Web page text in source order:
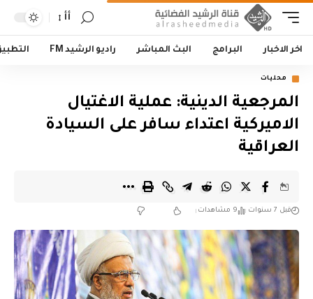
أأ
اخر الاخبار البرامج البث المباشر راديو الرشيد FM
محليات
المرجعية الدينية: عملية الاغتيال
الاميركية اعتداء سافر على السيادة
العراقية
قبل 7 سنوات 9 مشاهدات